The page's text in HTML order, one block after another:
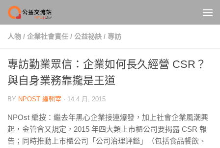
Skip to content
人物 / 企業社會責任 / 公益祕訣 / 專訪
專訪勤業眾信：企業如何長久經營 CSR？
與自身業務靠攏是王道
BY NPOST 編輯室 · 14 4 月, 2015
NPOst 編按：繼去年黑心企業接連爆發，加上社會企業風潮興
起，金管會又規定，2015 年四大類上市櫃公司要揭露 CSR 報
告；同時推動上市櫃公司「公司治理評鑑」（包括食品餐飲、